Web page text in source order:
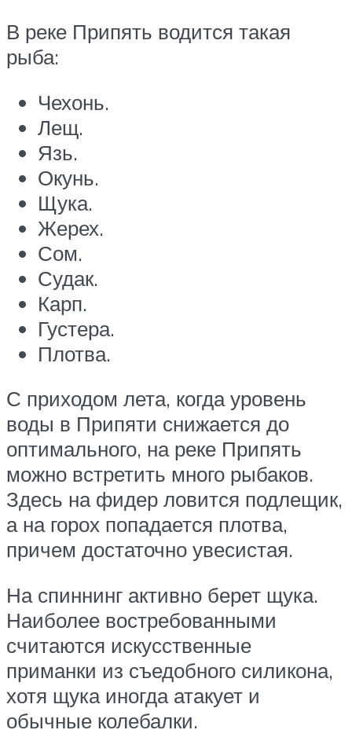
В реке Припять водится такая
рыба:
Чехонь.
Лещ.
Язь.
Окунь.
Щука.
Жерех.
Сом.
Судак.
Карп.
Густера.
Плотва.
С приходом лета, когда уровень
воды в Припяти снижается до
оптимального, на реке Припять
можно встретить много рыбаков.
Здесь на фидер ловится подлещик,
а на горох попадается плотва,
причем достаточно увесистая.
На спиннинг активно берет щука.
Наиболее востребованными
считаются искусственные
приманки из съедобного силикона,
хотя щука иногда атакует и
обычные колебалки.